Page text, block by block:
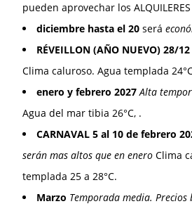
pueden aprovechar los ALQUILERES
diciembre hasta el 20 será
RÉVEILLON (AÑO NUEVO) 28/
Clima caluroso. Agua templada
enero y febrero 2027 Alta
Agua del mar tibia 26°C, .
CARNAVAL 5 al 10 de febrero
serán mas altos que en enero Clima
templada 25 a 28°C.
Marzo Temporada media. Precios